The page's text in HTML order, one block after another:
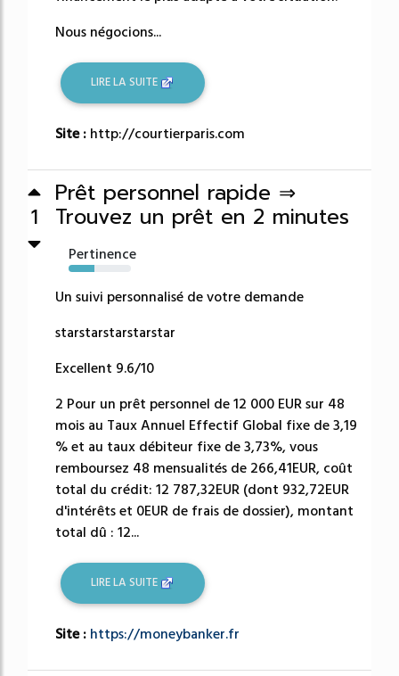
Nous négocions...
LIRE LA SUITE
Site : http://courtierparis.com
1
Prêt personnel rapide ⇒
Trouvez un prêt en 2 minutes
Pertinence
42%
Un suivi personnalisé de votre demande
starstarstarstarstar
Excellent 9.6/10
2 Pour un prêt personnel de 12 000 EUR sur 48
mois au Taux Annuel Effectif Global fixe de 3,19
% et au taux débiteur fixe de 3,73%, vous
remboursez 48 mensualités de 266,41EUR, coût
total du crédit: 12 787,32EUR (dont 932,72EUR
d'intérêts et 0EUR de frais de dossier), montant
total dû : 12...
LIRE LA SUITE
Site : https://moneybanker.fr